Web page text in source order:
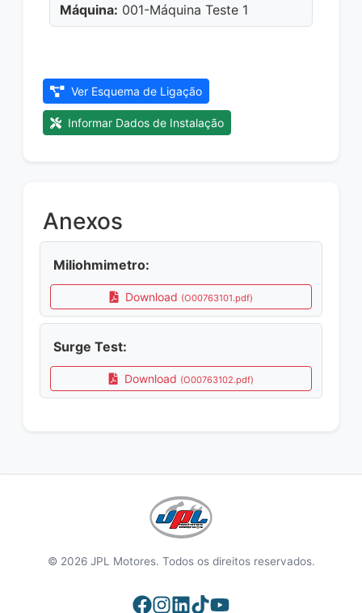
Máquina: 001-Máquina Teste 1
Ver Esquema de Ligação
Informar Dados de Instalação
Anexos
Miliohmimetro:
Download (O00763101.pdf)
Surge Test:
Download (O00763102.pdf)
© 2026 JPL Motores. Todos os direitos reservados.